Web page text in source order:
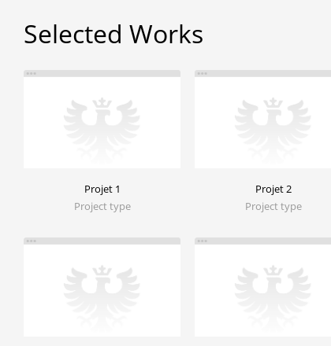
Selected Works
Projet 1
Project type
Projet 2
Project type